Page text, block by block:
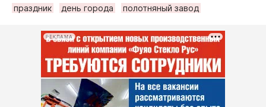
праздник
день города полотняный завод
РЕКЛАМА